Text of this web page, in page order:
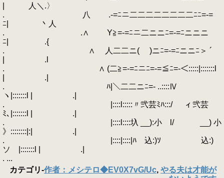
| 人＼.〉
. 八 .-=ﾆニ二二二二二二二二ﾆﾆ=-=
ﾆ| 丶人
. .∧ Y≧=-=ﾆニ二ニニﾆ=-=ﾆニニニ
ﾆ| .{
. ∧ 人二二ニ( )ニﾆ=-=ﾆニニﾆ＞ ´
| .l
. ∧ (二≧=-=ﾆニﾆ=-=≦ﾆ=-＜:::::|:::::::l
| .|
. ﾊ|＼二二ニﾆ=- ..::::Ⅳ
ヽ|:::::::l | .|
. |::::l:::::〃弐芸ﾐﾊ:::/ ィ弐芸
ﾐ､|:::::::l | .|
. |::::l::::圦 __):小 l/ __) 小
》::::::::|:| .|
. |::::|::::|ﾊ 込:)ｿ 込:)
ソ |:::::::l | .|
. ...
カテゴリ-作者：メシテロ◆EV0X7vG/Uc, やる夫は才能が